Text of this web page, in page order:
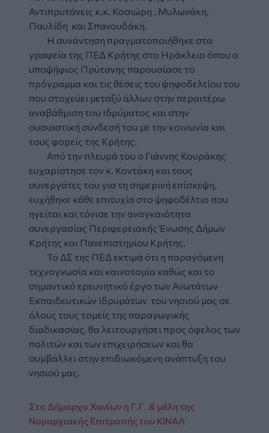
Αντιπρυτάνεις κ.κ. Κοσιώρη , Μυλωνάκη,
Παυλίδη και Σπανουδάκη.
Η συνάντηση πραγματοποιήθηκε στα
γραφεία της ΠΕΔ Κρήτης στο Ηράκλειο όπου ο
υποψήφιος Πρύτανης παρουσίασε το
πρόγραμμα και τις θέσεις του ψηφοδελτίου του
που στοχεύει μεταξύ άλλων στην περαιτέρω
αναβάθμιση του Ιδρύματος και στην
ουσιαστική σύνδεσή του με την κοινωνία και
τους φορείς της Κρήτης.
Από την πλευρά του ο Γιάννης Κουράκης
ευχαρίστησε τον κ. Κοντάκη και τους
συνεργάτες του για τη σημερινή επίσκεψη,
ευχήθηκε κάθε επιτυχία στο ψηφοδέλτιο που
ηγείται και τόνισε την αναγκαιότητα
συνεργασίας Περιφερειακής Ένωσης Δήμων
Κρήτης και Πανεπιστημίου Κρήτης.
Το ΔΣ της ΠΕΔ εκτιμά ότι η παραγόμενη
τεχνογνωσία και καινοτομία καθώς και το
σημαντικό ερευνητικό έργο των Ανωτάτων
Εκπαιδευτικών Ιδρυμάτων του νησιού μας σε
όλους τους τομείς της παραγωγικής
διαδικασίας, θα λειτουργήσει προς όφελος των
πολιτών και των επιχειρήσεων και θα
συμβάλλει στην επιδιωκόμενη ανάπτυξη του
νησιού μας.
Στο Δήμαρχο Χανίων η Γ.Γ. & μέλη της
Νομαρχιακής Επιτροπής του ΚΙΝΑΛ